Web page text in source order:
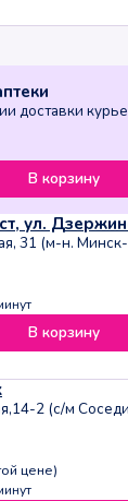
доставки
В корзину
ул.
31 (м-н.
В корзину
2 (с/м
цене)